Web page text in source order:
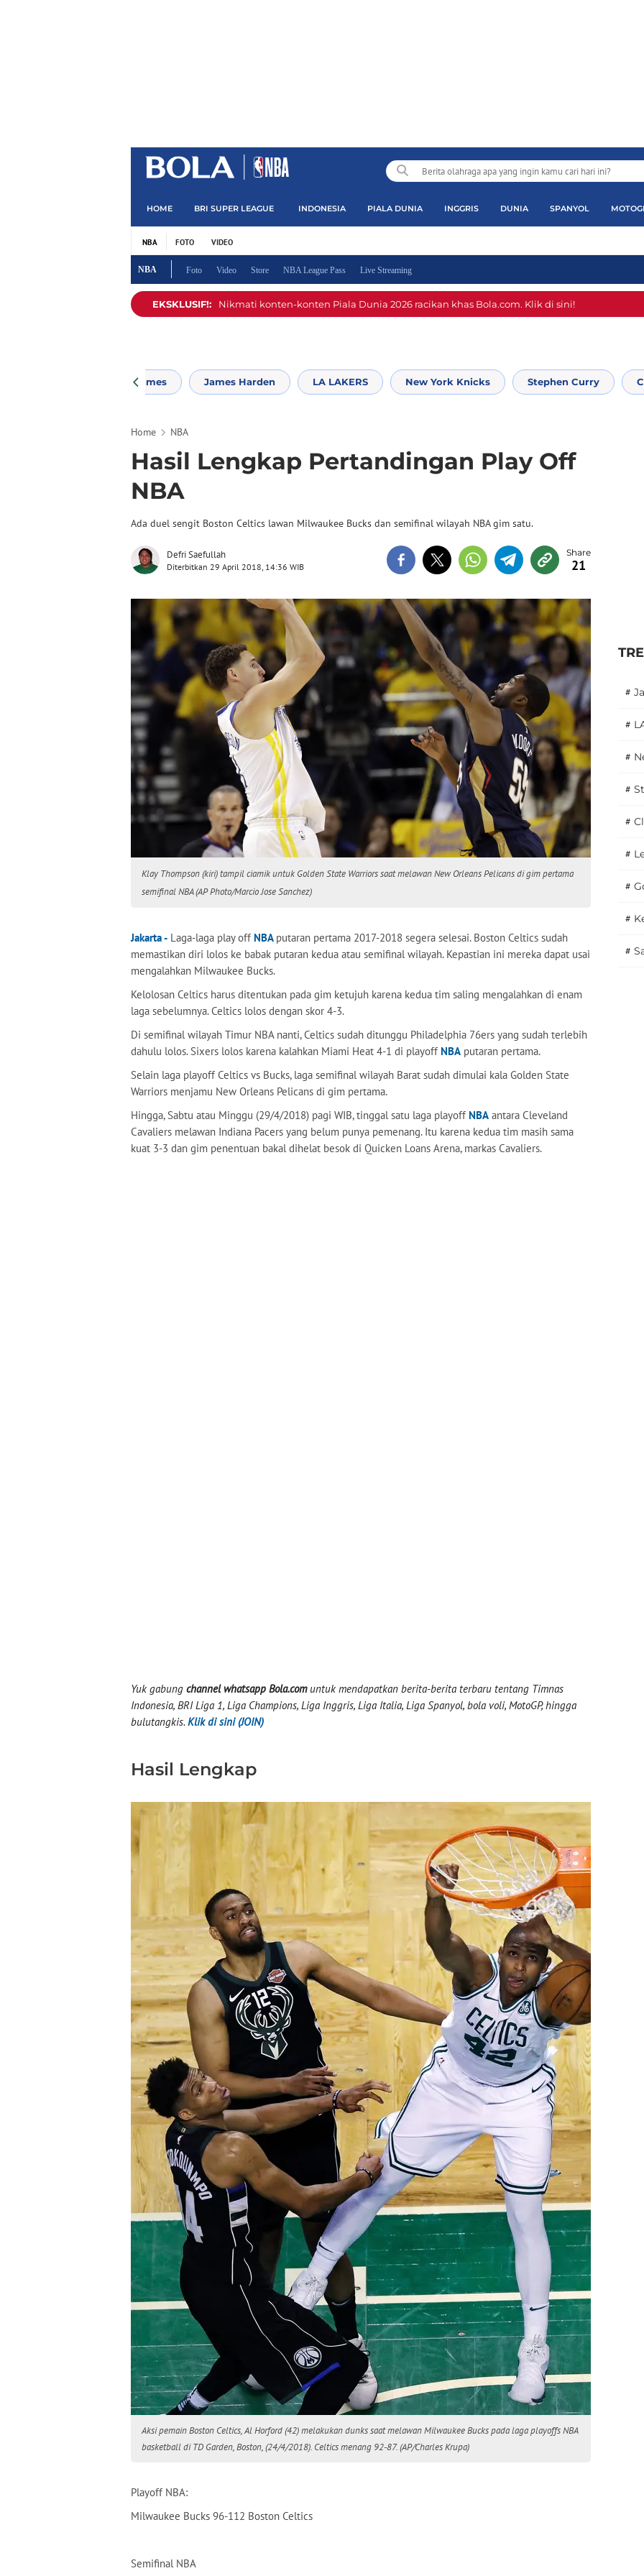
HOME BRI SUPER LEAGUE INDONESIA PIALA DUNIA INGGRIS DUNIA SPANYOL
NBA FOTO VIDEO
NBA Foto Video Store NBA League Pass Live Streaming
EKSKLUSIF!: Nikmati konten-konten Piala Dunia 2026 racikan khas Bola.com. Klik di sini!
LeBron James James Harden LA LAKERS New York Knicks Stephen Curry
Home NBA
Hasil Lengkap Pertandingan Play Off
NBA
Ada duel sengit Boston Celtics lawan Milwaukee Bucks dan semifinal wilayah NBA gim satu.
Defri Saefullah
Diterbitkan 29 April 2018, 14:36 WIB 21
Klay Thompson (kiri) tampil ciamik untuk Golden State Warriors saat melawan New Orleans Pelicans di gim pertama
semifinal NBA (AP Photo/Marcio Jose Sanchez)
Jakarta - Laga-laga play off NBA putaran pertama 2017-2018 segera selesai. Boston Celtics sudah
memastikan diri lolos ke babak putaran kedua atau semifinal wilayah. Kepastian ini mereka dapat usai
mengalahkan Milwaukee Bucks.
Kelolosan Celtics harus ditentukan pada gim ketujuh karena kedua tim saling mengalahkan di enam
laga sebelumnya. Celtics lolos dengan skor 4-3.
Di semifinal wilayah Timur NBA nanti, Celtics sudah ditunggu Philadelphia 76ers yang sudah terlebih
dahulu lolos. Sixers lolos karena kalahkan Miami Heat 4-1 di playoff NBA putaran pertama.
Selain laga playoff Celtics vs Bucks, laga semifinal wilayah Barat sudah dimulai kala Golden State
Warriors menjamu New Orleans Pelicans di gim pertama.
Hingga, Sabtu atau Minggu (29/4/2018) pagi WIB, tinggal satu laga playoff NBA antara Cleveland
Cavaliers melawan Indiana Pacers yang belum punya pemenang. Itu karena kedua tim masih sama
kuat 3-3 dan gim penentuan bakal dihelat besok di Quicken Loans Arena, markas Cavaliers.
Yuk gabung channel whatsapp Bola.comuntuk mendapatkan berita-berita terbaru tentang Timnas
Indonesia, BRI Liga 1, Liga Champions, Liga Inggris, Liga Italia, Liga Spanyol, bola voli, MotoGP, hingga
bulutangkis. Klik di sini (JOIN)
Hasil Lengkap
Aksi pemain Boston Celtics, Al Horford (42) melakukan dunks saat melawan Milwaukee Bucks pada laga playoffs NBA
basketball di TD Garden, Boston, (24/4/2018). Celtics menang 92-87. (AP/Charles Krupa)
Playoff NBA:
Milwaukee Bucks 96-112 Boston Celtics
Semifinal NBA
#
#
#
#
#
#
#
#
#